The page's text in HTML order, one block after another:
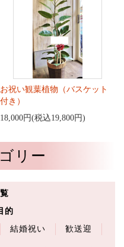
お祝い観葉植物（バスケット
付き）
18,000円(税込19,800円)
リー
的
結婚祝い 歓送迎